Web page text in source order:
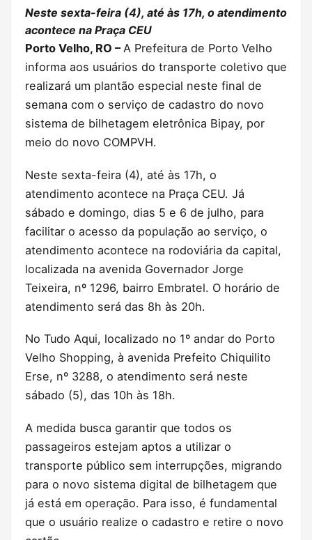
Neste sexta-feira (4), até às 17h, o atendimento
acontece na Praça CEU
Porto Velho, RO –A Prefeitura de Porto Velho
informa aos usuários do transporte coletivo que
realizará um plantão especial neste final de
semana com o serviço de cadastro do novo
sistema de bilhetagem eletrônica Bipay, por
meio do novo COMPVH.
Neste sexta-feira (4), até às 17h, o
atendimento acontece na Praça CEU. Já
sábado e domingo, dias 5 e 6 de julho, para
facilitar o acesso da população ao serviço, o
atendimento acontece na rodoviária da capital,
localizada na avenida Governador Jorge
Teixeira, nº 1296, bairro Embratel. O horário de
atendimento será das 8h às 20h.
No Tudo Aqui, localizado no 1º andar do Porto
Velho Shopping, à avenida Prefeito Chiquilito
Erse, nº 3288, o atendimento será neste
sábado (5), das 10h às 18h.
A medida busca garantir que todos os
passageiros estejam aptos a utilizar o
transporte público sem interrupções, migrando
para o novo sistema digital de bilhetagem que
já está em operação. Para isso, é fundamental
que o usuário realize o cadastro e retire o novo